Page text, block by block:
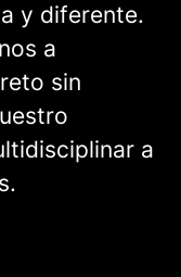
y diferente.
a
sin
a